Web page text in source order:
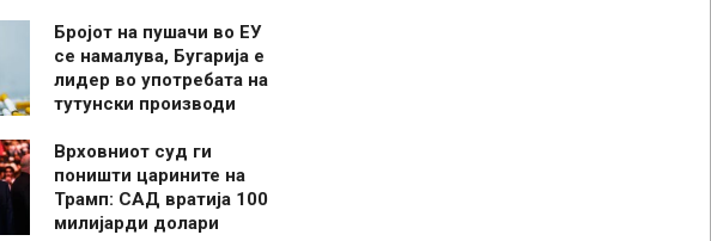
Бројот на пушачи во ЕУ
се намалува, Бугарија е
лидер во употребата на
тутунски производи
Врховниот суд ги
поништи царините на
Трамп: САД вратија 100
милијарди долари